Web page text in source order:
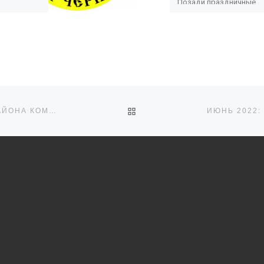
Позади праздничные
АПРЕЛЬ 2022: В ПОСЕЛКЕ МИРНЫЙ ГОРДЕЕВСКОГО РАЙОНА КОМАНДА АКТИВИСТОВ УХАЖИВАЕТ ЗА МОГИЛАМИ УЧАСТНИКОВ ВЕЛИКОЙ ОТЕЧЕСТВЕННОЙ ВОЙНЫ И СОЗДАЕТ «КНИГУ ПАМЯТИ» ОБРАТНО К СПИСКУ